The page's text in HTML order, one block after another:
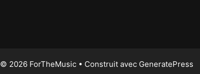
© 2026 ForTheMusic • Construit avec GeneratePress